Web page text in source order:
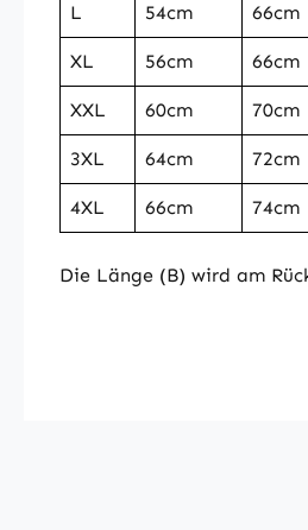
L 54cm 66cm
XL 56cm 66cm
XXL 60cm 70cm
3XL 64cm 72cm
4XL 66cm 74cm
Die Länge (B) wird am